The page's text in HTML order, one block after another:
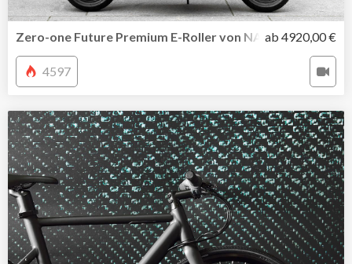
Zero-one Future Premium E-Roller von NAONab 4920,00 €
4597